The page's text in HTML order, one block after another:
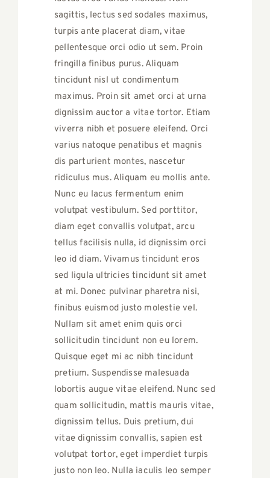
sagittis, lectus sed sodales maximus,
turpis ante placerat diam, vitae
pellentesque orci odio ut sem. Proin
fringilla finibus purus. Aliquam
tincidunt nisl ut condimentum
maximus. Proin sit amet orci at urna
dignissim auctor a vitae tortor. Etiam
viverra nibh et posuere eleifend. Orci
varius natoque penatibus et magnis
dis parturient montes, nascetur
ridiculus mus. Aliquam eu mollis ante.
Nunc eu lacus fermentum enim
volutpat vestibulum. Sed porttitor,
diam eget convallis volutpat, arcu
tellus facilisis nulla, id dignissim orci
leo id diam. Vivamus tincidunt eros
sed ligula ultricies tincidunt sit amet
at mi. Donec pulvinar pharetra nisi,
finibus euismod justo molestie vel.
Nullam sit amet enim quis orci
sollicitudin tincidunt non eu lorem.
Quisque eget mi ac nibh tincidunt
pretium. Suspendisse malesuada
lobortis augue vitae eleifend. Nunc sed
quam sollicitudin, mattis mauris vitae,
dignissim tellus. Duis pretium, dui
vitae dignissim convallis, sapien est
volutpat tortor, eget imperdiet turpis
justo non leo. Nulla iaculis leo semper